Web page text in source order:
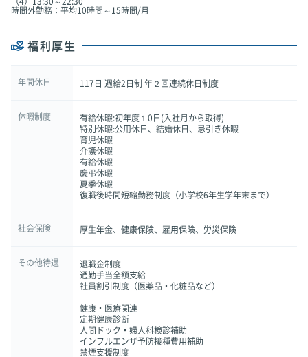
時間外勤務：平均10時間～15時間/月
福利厚生
年間休日 117日 週給2日制 年２回連続休日制度
休暇制度
有給休暇:初年度１0日(入社月から取得)
特別休暇:公用休日、結婚休日、忌引き休暇
育児休暇
介護休暇
有給休暇
慶弔休暇
夏季休暇
復職後時間短縮勤務制度（小学校6年生学年末まで）
社会保険 厚生年金、健康保険、雇用保険、労災保険
その他待遇
退職金制度
通勤手当全額支給
社員割引制度（医薬品・化粧品など）
健康・医療関連
定期健康診断
人間ドック・婦人科検診補助
インフルエンザ予防接種費用補助
禁煙支援制度